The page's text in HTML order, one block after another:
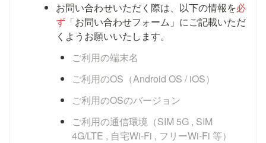
お問い合わせいただく際は、以下の情報を必
ず 「お問い合わせフォーム」にご記載いただ
くようお願いいたします。
ご利用の端末名
ご利用のOS（Android OS / iOS）
ご利用のOSのバージョン
ご利用の通信環境（SIM 5G , SIM
4G/LTE , 自宅Wi-Fi , フリーWi-Fi 等）